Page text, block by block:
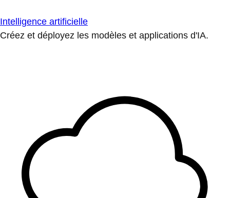
Intelligence artificielle
Créez et déployez les modèles et applications d'IA.